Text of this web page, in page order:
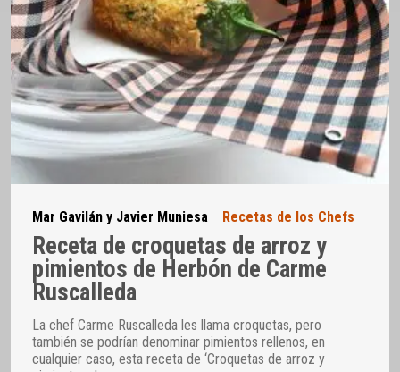
Mar Gavilán y Javier Muniesa Recetas de los Chefs
Receta de croquetas de arroz y
pimientos de Herbón de Carme
Ruscalleda
La chef Carme Ruscalleda les llama croquetas, pero
también se podrían denominar pimientos rellenos, en
cualquier caso, esta receta de ‘Croquetas de arroz y